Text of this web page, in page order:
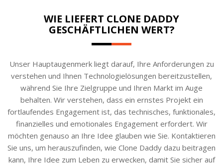
WIE LIEFERT CLONE DADDY
GESCHÄFTLICHEN WERT?
Unser Hauptaugenmerk liegt darauf, Ihre Anforderungen zu
verstehen und Ihnen Technologielösungen bereitzustellen,
während Sie Ihre Zielgruppe und Ihren Markt im Auge
behalten. Wir verstehen, dass ein ernstes Projekt ein
fortlaufendes Engagement ist, das technisches, funktionales,
finanzielles und emotionales Engagement erfordert. Wir
möchten genauso an Ihre Idee glauben wie Sie. Kontaktieren
Sie uns, um herauszufinden, wie Clone Daddy dazu beitragen
kann, Ihre Idee zum Leben zu erwecken, damit Sie sicher auf